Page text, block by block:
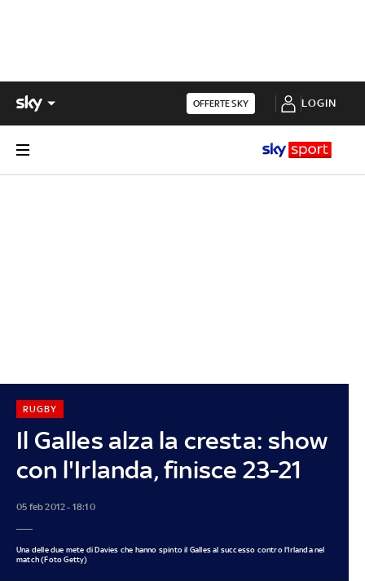
OFFERTE SKY LOGIN
Il Galles alza la cresta: show
con l'Irlanda, finisce 23-21
RUGBY
05 feb 2012 - 18:10
Una delle due mete di Davies che hanno spinto il Galles al successo contro l'Irlanda nel
match (Foto Getty)